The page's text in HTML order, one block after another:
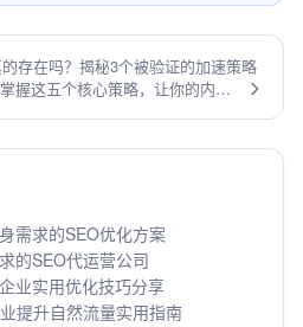
存在吗？揭秘3个被验证的加速策略
握这五个核心策略，让你的内容
需求的SEO优化方案
的SEO代运营公司
业实用优化技巧分享
提升自然流量实用指南